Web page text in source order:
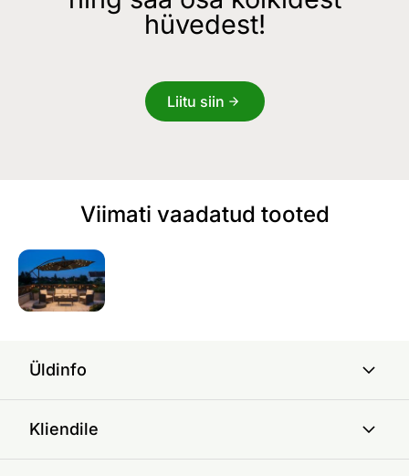
hüvedest!
Liitu siin
Viimati vaadatud tooted
Üldinfo
Kliendile